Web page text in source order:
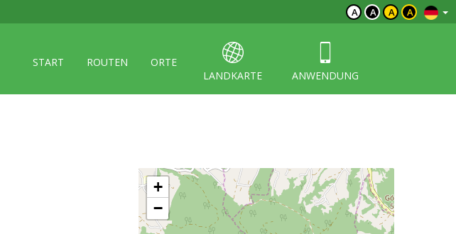
A A A A
START ROUTEN
ORTE
LANDKARTE
ANWENDUNG
+
−